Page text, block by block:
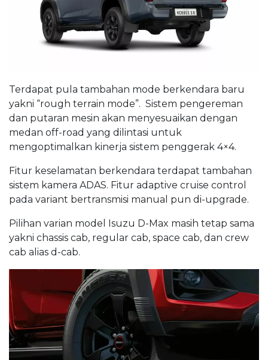
Terdapat pula tambahan mode berkendara baru
yakni “rough terrain mode”. Sistem pengereman
dan putaran mesin akan menyesuaikan dengan
medan off-road yang dilintasi untuk
mengoptimalkan kinerja sistem penggerak 4×4.
Fitur keselamatan berkendara terdapat tambahan
sistem kamera ADAS. Fitur adaptive cruise control
pada variant bertransmisi manual pun di-upgrade.
Pilihan varian model Isuzu D-Max masih tetap sama
yakni chassis cab, regular cab, space cab, dan crew
cab alias d-cab.